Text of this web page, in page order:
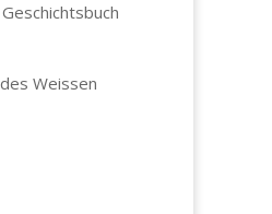
Weissen